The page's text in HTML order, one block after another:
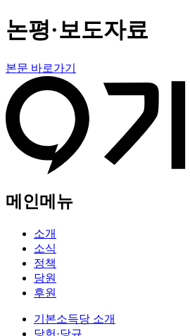
논평·보도자료
본문 바로가기
메인메뉴
소개
소식
정책
당원
후원
기본소득당 소개